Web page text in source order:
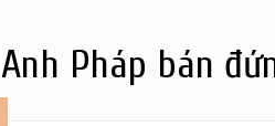
Anh Pháp bán